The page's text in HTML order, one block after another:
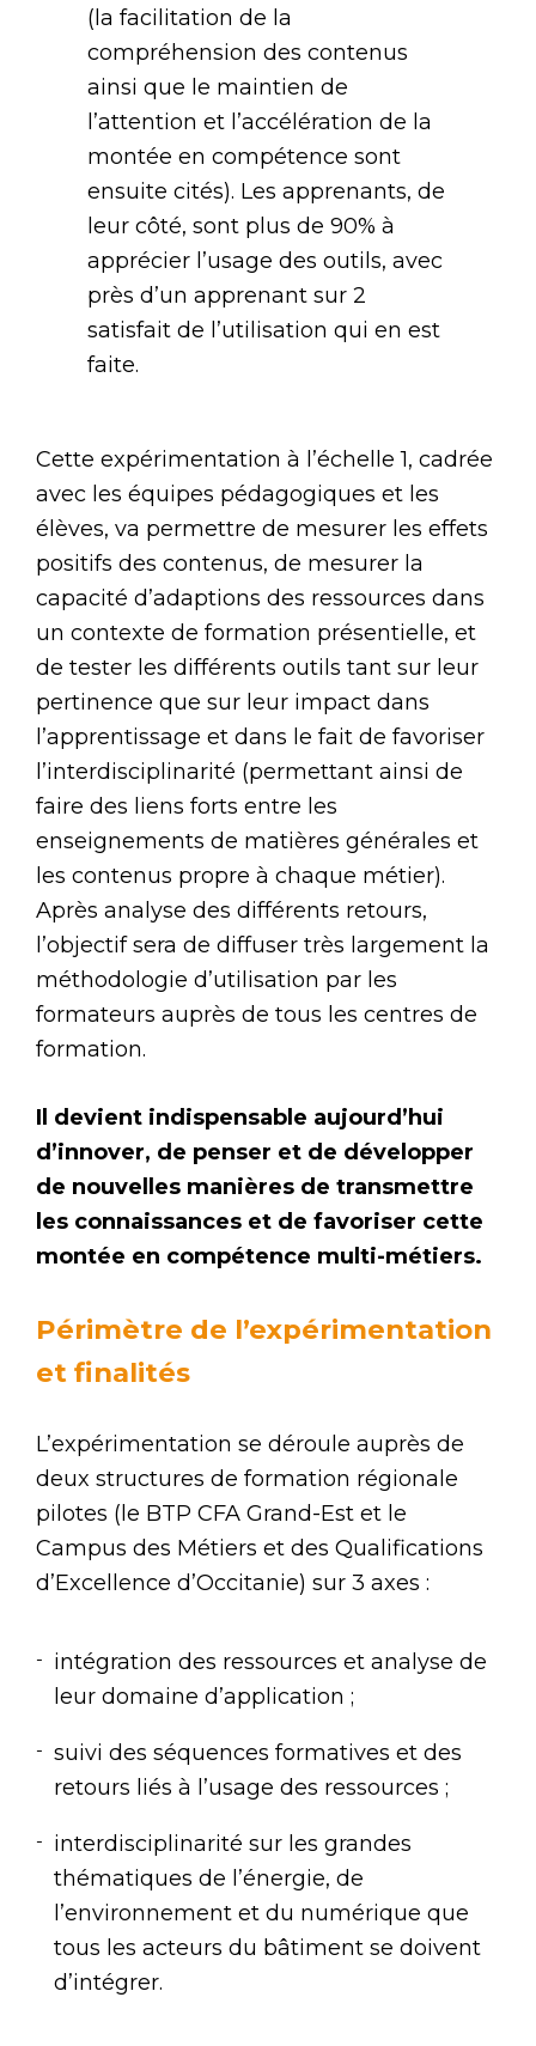
(la facilitation de la
compréhension des contenus
ainsi que le maintien de
l’attention et l’accélération de la
montée en compétence sont
ensuite cités). Les apprenants, de
leur côté, sont plus de 90% à
apprécier l’usage des outils, avec
près d’un apprenant sur 2
satisfait de l’utilisation qui en est
faite.
Cette expérimentation à l’échelle 1, cadrée
avec les équipes pédagogiques et les
élèves, va permettre de mesurer les effets
positifs des contenus, de mesurer la
capacité d’adaptions des ressources dans
un contexte de formation présentielle, et
de tester les différents outils tant sur leur
pertinence que sur leur impact dans
l’apprentissage et dans le fait de favoriser
l’interdisciplinarité (permettant ainsi de
faire des liens forts entre les
enseignements de matières générales et
les contenus propre à chaque métier).
Après analyse des différents retours,
l’objectif sera de diffuser très largement la
méthodologie d’utilisation par les
formateurs auprès de tous les centres de
formation.
Il devient indispensable aujourd’hui
d’innover, de penser et de développer
de nouvelles manières de transmettre
les connaissances et de favoriser cette
montée en compétence multi-métiers.
Périmètre de l’expérimentation
et finalités
L’expérimentation se déroule auprès de
deux structures de formation régionale
pilotes (le BTP CFA Grand-Est et le
Campus des Métiers et des Qualifications
d’Excellence d’Occitanie) sur 3 axes :
intégration des ressources et analyse de
leur domaine d’application ;
suivi des séquences formatives et des
retours liés à l’usage des ressources ;
interdisciplinarité sur les grandes
thématiques de l’énergie, de
l’environnement et du numérique que
tous les acteurs du bâtiment se doivent
d’intégrer.